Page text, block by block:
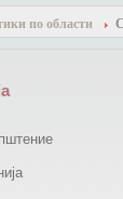
по области